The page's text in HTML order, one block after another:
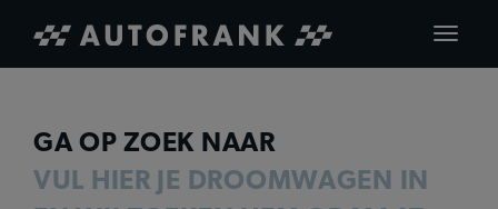
Toggle
GA OP ZOEK NAAR
VUL HIER JE DROOMWAGEN IN